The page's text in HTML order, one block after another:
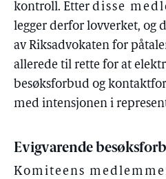
kontroll. Etter disse
legger derfor lovverket, og
av Riksadvokaten for
allerede til rette for at
besøksforbud og
med intensjonen i
Evigvarende
Komiteens